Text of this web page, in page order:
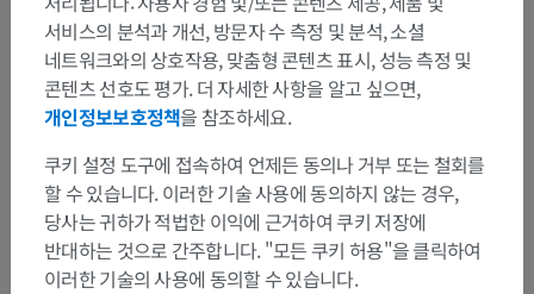
서비스의 분석과 개선, 방문자 수 측정 및 분석, 소셜
네트워크와의 상호작용, 맞춤형 콘텐츠 표시, 성능 측정 및
콘텐츠 선호도 평가. 더 자세한 사항을 알고 싶으면,
개인정보보호정책을 참조하세요.
쿠키 설정 도구에 접속하여 언제든 동의나 거부 또는 철회를
할 수 있습니다. 이러한 기술 사용에 동의하지 않는 경우,
당사는 귀하가 적법한 이익에 근거하여 쿠키 저장에
반대하는 것으로 간주합니다. "모든 쿠키 허용"을 클릭하여
이러한 기술의 사용에 동의할 수 있습니다.